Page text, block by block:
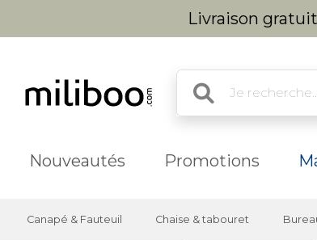
Livraison
Nouveautés Promotions
Canapé & Fauteuil Chaise & tabouret